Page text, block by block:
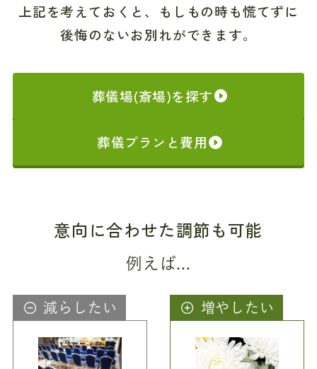
上記を考えておくと、もしもの時も慌てずに
後悔のないお別れができます。
葬儀場(斎場)を探す
葬儀プランと費用
意向に合わせた調節も可能
例えば...
減らしたい 増やしたい